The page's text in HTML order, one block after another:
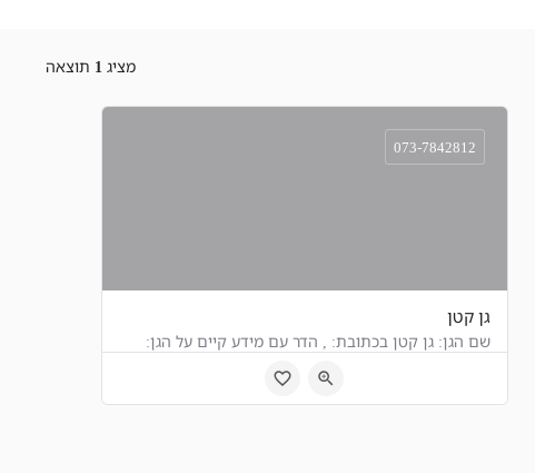
מציג 1 תוצאה
גן קטן
שם הגן: גן קטן בכתובת: , הדר עם מידע קיים על הגן:
073-7842812